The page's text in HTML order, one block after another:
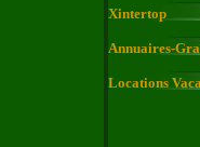
Xintertop
Annuaires-
Locations